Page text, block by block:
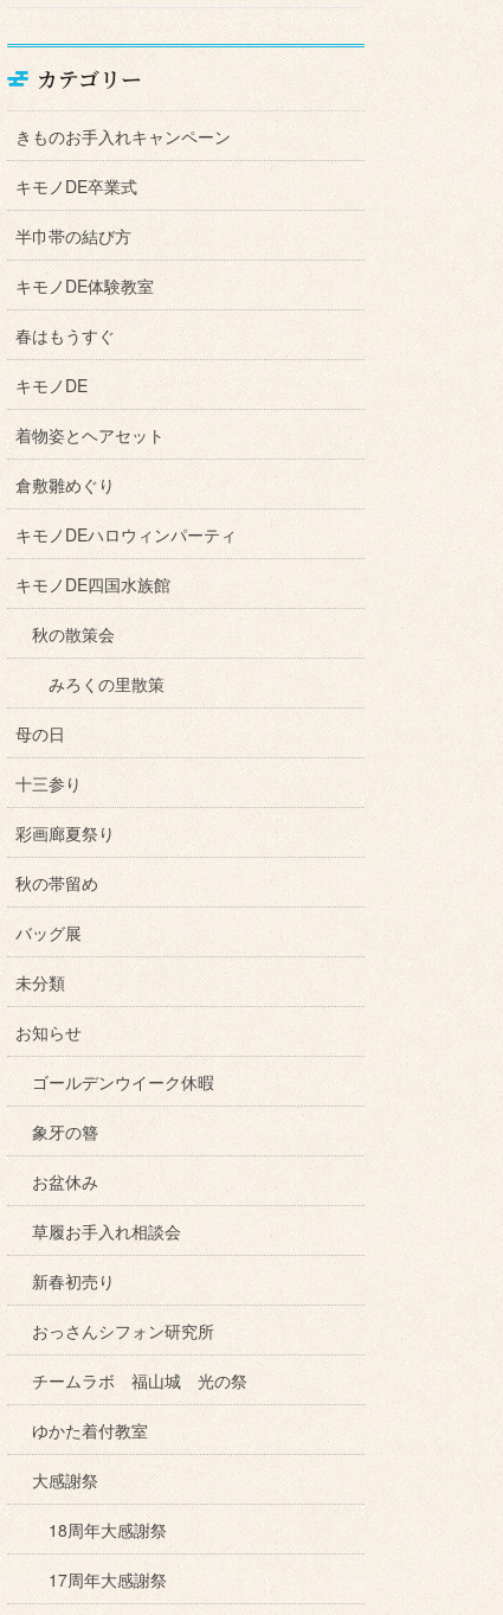
カテゴリー
きものお手入れキャンペーン
キモノDE卒業式
半巾帯の結び方
キモノDE体験教室
春はもうすぐ
キモノDE
着物姿とヘアセット
倉敷雛めぐり
キモノDEハロウィンパーティ
キモノDE四国水族館
秋の散策会
みろくの里散策
母の日
十三参り
彩画廊夏祭り
秋の帯留め
バッグ展
未分類
お知らせ
ゴールデンウイーク休暇
象牙の簪
お盆休み
草履お手入れ相談会
新春初売り
おっさんシフォン研究所
チームラボ 福山城 光の祭
ゆかた着付教室
大感謝祭
18周年大感謝祭
17周年大感謝祭